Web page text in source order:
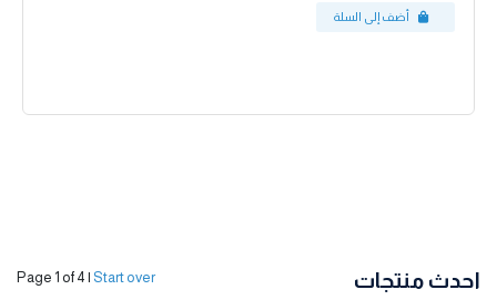
احدث منتجات Page 1 of 4 | Start over